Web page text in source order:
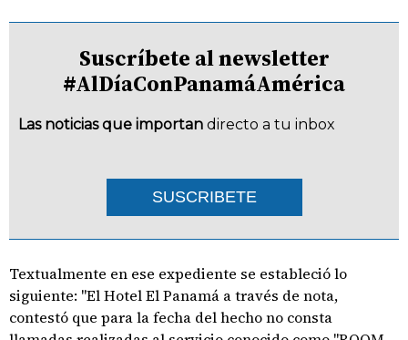
Suscríbete al newsletter
#AlDíaConPanamáAmérica
Las noticias que importan directo a tu inbox
SUSCRIBETE
Textualmente en ese expediente se estableció lo
siguiente: "El Hotel El Panamá a través de nota,
contestó que para la fecha del hecho no consta